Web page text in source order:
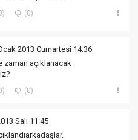
(0)
2013 Cumartesi 14:36
zaman açıklanacak
(0)
Salı 11:45